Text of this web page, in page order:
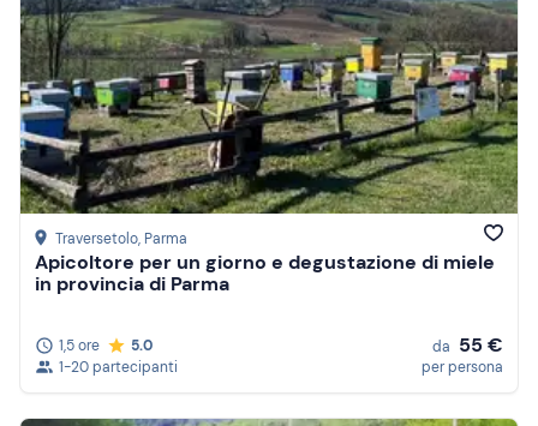
Traversetolo, Parma
Apicoltore per un giorno e degustazione di miele
in provincia di Parma
1,5 ore
5.0
1-20 partecipanti
da 55 €
per persona